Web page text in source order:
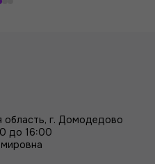
г. Домодедово
до 16:00